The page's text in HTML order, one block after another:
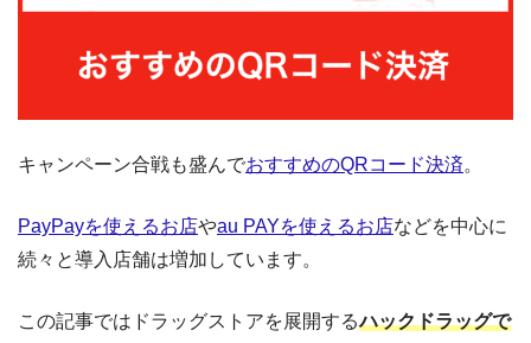
キャンペーン合戦も盛んでおすすめのQRコード決済。
PayPayを使えるお店やau PAYを使えるお店などを中心に
続々と導入店舗は増加しています。
この記事ではドラッグストアを展開するハックドラッグで